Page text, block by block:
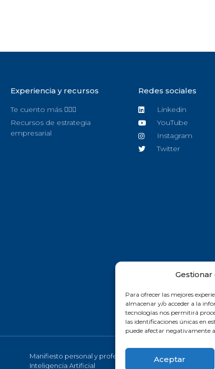
Para ofrecer las mejores
almacenar y/o acceder a la
tecnologías nos permitirá
las identificaciones únicas en
puede afectar negativamente
Aceptar
Experiencia y recursos
Te cuento más 🙋🏻‍♀️
Recursos de estrategia
empresarial
Redes sociales
Linkedin
YouTube
Instagram
Twitter
Manifiesto personal y profesional de la
Inteligencia Artificial
2019 ©